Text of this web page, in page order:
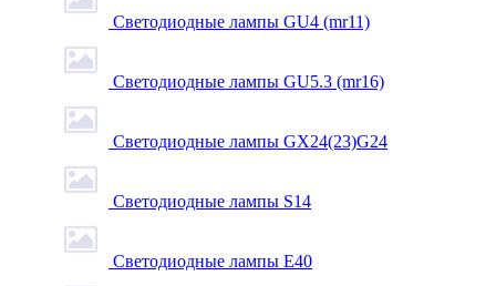
Светодиодные лампы GU4 (mr11)
Светодиодные лампы GU5.3 (mr16)
Светодиодные лампы GX24(23)G24
Светодиодные лампы S14
Светодиодные лампы Е40